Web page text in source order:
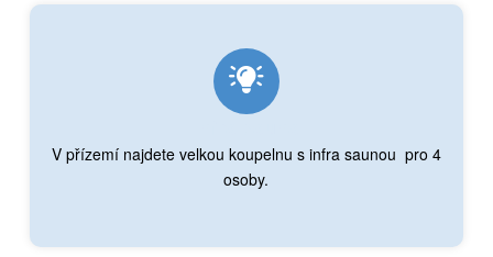
V přízemí najdete velkou koupelnu s infra saunou pro 4
osoby.